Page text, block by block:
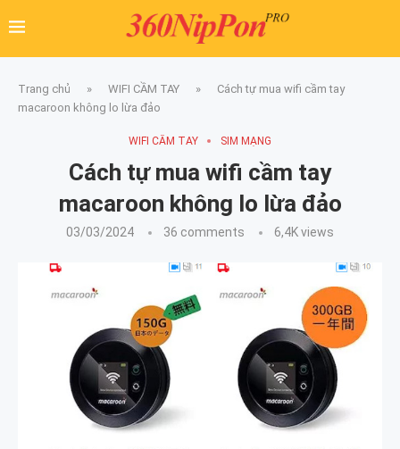
Trang chủ » WIFI CẦM TAY »
Cách tự mua wifi cầm tay
macaroon không lo lừa đảo
WIFI CẦM TAY SIM MẠNG
Cách tự mua wifi cầm tay
macaroon không lo lừa đảo
03/03/2024 36 comments 6,4Kviews